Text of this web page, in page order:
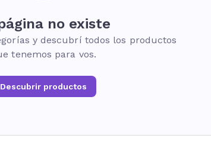
no existe
y descubrí todos los productos
tenemos para vos.
Descubrir productos